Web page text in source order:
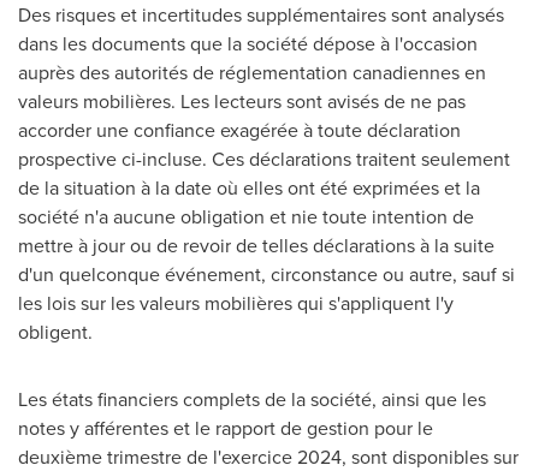
Des risques et incertitudes supplémentaires sont analysés
dans les documents que la société dépose à l'occasion
auprès des autorités de réglementation canadiennes en
valeurs mobilières. Les lecteurs sont avisés de ne pas
accorder une confiance exagérée à toute déclaration
prospective ci-incluse. Ces déclarations traitent seulement
de la situation à la date où elles ont été exprimées et la
société n'a aucune obligation et nie toute intention de
mettre à jour ou de revoir de telles déclarations à la suite
d'un quelconque événement, circonstance ou autre, sauf si
les lois sur les valeurs mobilières qui s'appliquent l'y
obligent.
Les états financiers complets de la société, ainsi que les
notes y afférentes et le rapport de gestion pour le
deuxième trimestre de l'exercice 2024, sont disponibles sur